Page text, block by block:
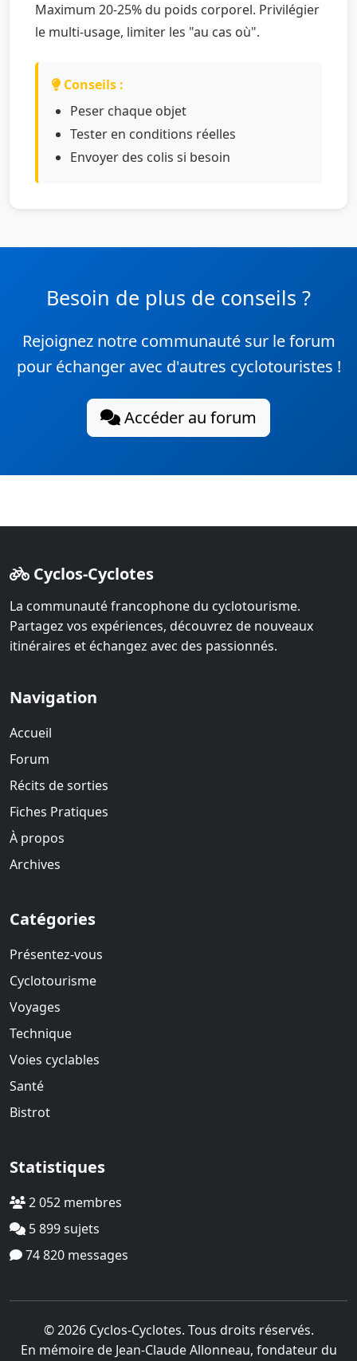
Maximum 20-25% du poids corporel. Privilégier
le multi-usage, limiter les "au cas où".
Conseils :
Peser chaque objet
Tester en conditions réelles
Envoyer des colis si besoin
Besoin de plus de conseils ?
Rejoignez notre communauté sur le forum
pour échanger avec d'autres cyclotouristes !
Accéder au forum
Cyclos-Cyclotes
La communauté francophone du cyclotourisme.
Partagez vos expériences, découvrez de nouveaux
itinéraires et échangez avec des passionnés.
Navigation
Accueil
Forum
Récits de sorties
Fiches Pratiques
À propos
Archives
Catégories
Présentez-vous
Cyclotourisme
Voyages
Technique
Voies cyclables
Santé
Bistrot
Statistiques
2 052 membres
5 899 sujets
74 820 messages
© 2026 Cyclos-Cyclotes. Tous droits réservés.
En mémoire de Jean-Claude Allonneau, fondateur du